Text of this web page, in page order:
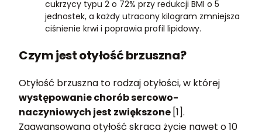
cukrzycy typu 2 o 72% przy redukcji BMI o 5
jednostek, a każdy utracony kilogram zmniejsza
ciśnienie krwi i poprawia profil lipidowy.
Czym jest otyłość brzuszna?
Otyłość brzuszna to rodzaj otyłości, w której
występowanie chorób sercowo-
naczyniowych jest zwiększone [1].
Zaawansowana otyłość skraca życie nawet o 10